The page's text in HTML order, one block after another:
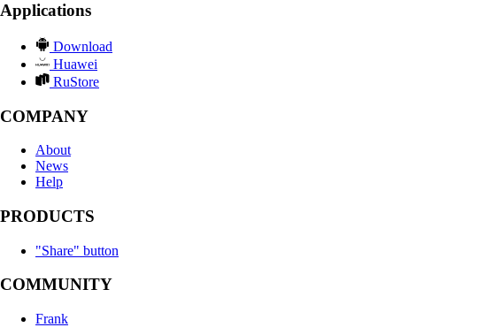
Applications
Download
Huawei
RuStore
COMPANY
About
News
Help
PRODUCTS
"Share" button
COMMUNITY
Frank